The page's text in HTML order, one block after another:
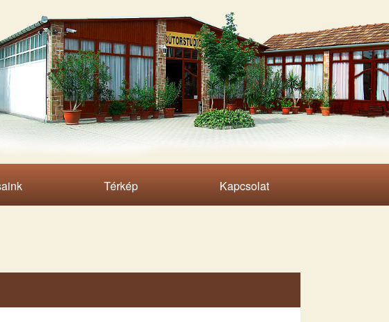
Térkép Kapcsolat